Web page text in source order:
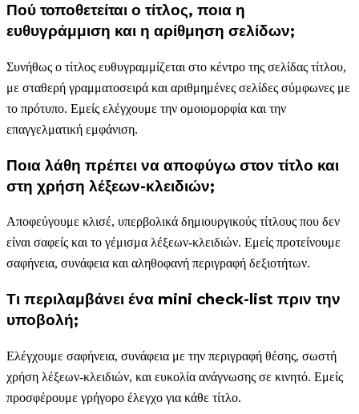
Πού τοποθετείται ο τίτλος, ποια η
ευθυγράμμιση και η αρίθμηση σελίδων;
Συνήθως ο τίτλος ευθυγραμμίζεται στο κέντρο της σελίδας τίτλου,
με σταθερή γραμματοσειρά και αριθμημένες σελίδες σύμφωνες με
το πρότυπο. Εμείς ελέγχουμε την ομοιομορφία και την
επαγγελματική εμφάνιση.
Ποια λάθη πρέπει να αποφύγω στον τίτλο και
στη χρήση λέξεων-κλειδιών;
Αποφεύγουμε κλισέ, υπερβολικά δημιουργικούς τίτλους που δεν
είναι σαφείς και το γέμισμα λέξεων-κλειδιών. Εμείς προτείνουμε
σαφήνεια, συνάφεια και αληθοφανή περιγραφή δεξιοτήτων.
Τι περιλαμβάνει ένα mini check-list πριν την
υποβολή;
Ελέγχουμε σαφήνεια, συνάφεια με την περιγραφή θέσης, σωστή
χρήση λέξεων-κλειδιών, και ευκολία ανάγνωσης σε κινητό. Εμείς
προσφέρουμε γρήγορο έλεγχο για κάθε τίτλο.